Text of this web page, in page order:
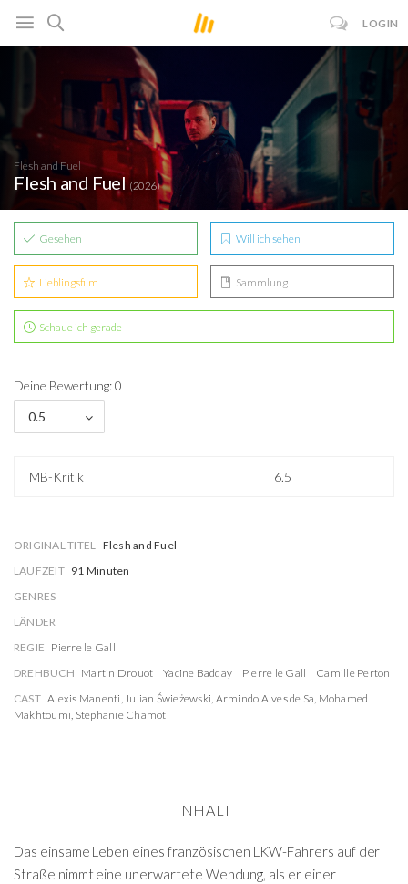
LOGIN
Flesh and Fuel
Flesh and Fuel(2026)
Gesehen Will ich sehen
Lieblingsfilm Sammlung
Schaue ich gerade
Deine Bewertung: 0
0.5
MB-Kritik 6.5
ORIGINAL TITEL Flesh and Fuel
LAUFZEIT 91 Minuten
GENRES
LÄNDER
REGIE Pierre le Gall
DREHBUCH Martin Drouot Yacine Badday Pierre le Gall
Camille Perton
CAST Alexis Manenti,Julian Świeżewski, Armindo Alves de Sa, Mohamed
Makhtoumi, Stéphanie Chamot
INHALT
Das einsame Leben eines französischen LKW-Fahrers auf der
Straße nimmt eine unerwartete Wendung, als er einer